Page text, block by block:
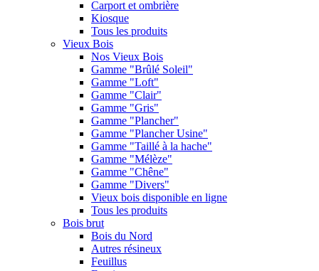
Carport et ombrière
Kiosque
Tous les produits
Vieux Bois
Nos Vieux Bois
Gamme "Brûlé Soleil"
Gamme "Loft"
Gamme "Clair"
Gamme "Gris"
Gamme "Plancher"
Gamme "Plancher Usine"
Gamme "Taillé à la hache"
Gamme "Mélèze"
Gamme "Chêne"
Gamme "Divers"
Vieux bois disponible en ligne
Tous les produits
Bois brut
Bois du Nord
Autres résineux
Feuillus